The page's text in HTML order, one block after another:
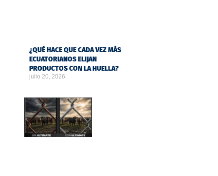
¿QUÉ HACE QUE CADA VEZ MÁS
ECUATORIANOS ELIJAN
PRODUCTOS CON LA HUELLA?
julio 20, 2026